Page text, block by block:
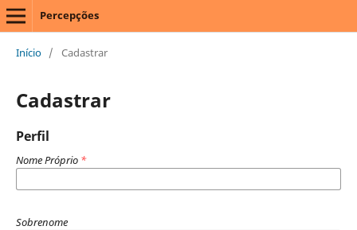
Percepções
Início / Cadastrar
Cadastrar
Perfil
Nome Próprio *
Sobrenome